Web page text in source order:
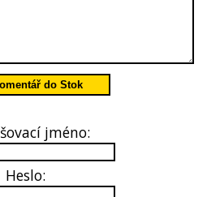
do Stok
jméno:
Heslo: